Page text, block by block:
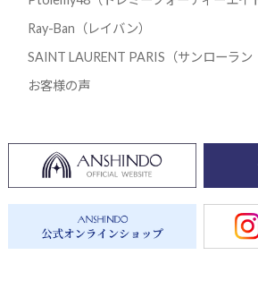
Ray-Ban（レイバン）
SAINT LAURENT PARIS（サンローラン
お客様の声